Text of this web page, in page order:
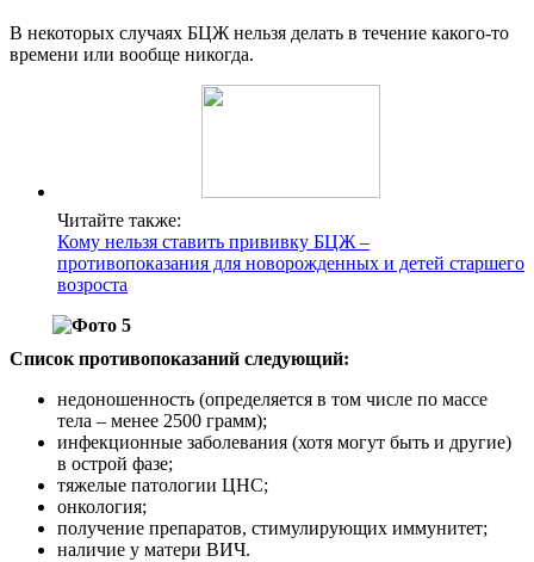
В некоторых случаях БЦЖ нельзя делать в течение какого-то
времени или вообще никогда.
Читайте также:
Кому нельзя ставить прививку БЦЖ –
противопоказания для новорожденных и детей старшего
возроста
Список противопоказаний следующий:
недоношенность (определяется в том числе по массе
тела – менее 2500 грамм);
инфекционные заболевания (хотя могут быть и другие)
в острой фазе;
тяжелые патологии ЦНС;
онкология;
получение препаратов, стимулирующих иммунитет;
наличие у матери ВИЧ.